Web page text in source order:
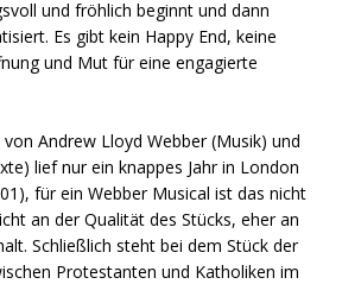
und fröhlich beginnt und dann
Es gibt kein Happy End, keine
und Mut für eine engagierte
von Andrew Lloyd Webber (Musik) und
lief nur ein knappes Jahr in London
für ein Webber Musical ist das nicht
an der Qualität des Stücks, eher an
Schließlich steht bei dem Stück der
Protestanten und Katholiken im